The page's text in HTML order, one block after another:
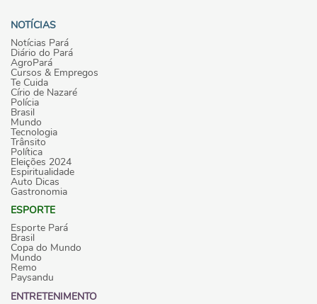
NOTÍCIAS
Notícias Pará
Diário do Pará
AgroPará
Cursos & Empregos
Te Cuida
Círio de Nazaré
Polícia
Brasil
Mundo
Tecnologia
Trânsito
Política
Eleições 2024
Espiritualidade
Auto Dicas
Gastronomia
ESPORTE
Esporte Pará
Brasil
Copa do Mundo
Mundo
Remo
Paysandu
ENTRETENIMENTO